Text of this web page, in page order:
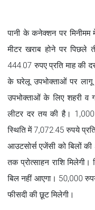
पानी के कनेक्शन पर मिनीमम
मीटर खराब होने पर पिछले
444.07 रुपए प्रति माह की
के घरेलू उपभोक्ताओं पर
उपभोक्ताओं के लिए शहरी व
लीटर दर तय की है। 1,000
स्थिति में 7,072.45 रुपये
आउटसोर्स एजेंसी को बिलों
तक प्रोत्साहन राशि मिलेगी।
बिल नहीं आएगा। 50,000
फीसदी की छूट मिलेगी।